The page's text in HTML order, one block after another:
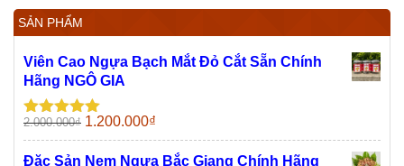
SẢN PHẨM
Viên Cao Ngựa Bạch Mắt Đỏ Cắt Sẵn Chính
Hãng NGÔ GIA
Được xếp
hạng5.005
sao
2.000.000₫ Giá
gốc
là:
1.200.000₫
hiện
tại
Đặc Sản Nem Ngựa Bắc Giang Chính Hãng